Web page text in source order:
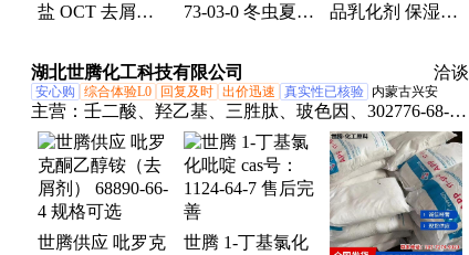
盐 OCT 去屑剂
乙醇铵 68890-66-
4
73-03-0 冬虫夏草
品乳化剂 保湿剂
湖北世腾化工科技有限公司 洽谈
安心购 综合体验L0 回复及时 出价迅速 真实性已核验 内蒙古兴安
主营： 壬二酸、羟乙基、三胜肽、玻色因、302776-68-
7、依克多因、抗坏血酸、谷胱甘肽、苯甲酸己酯、葡糖
基芦丁、紫外吸收剂、辛氧基甘油、生物素三肽、乙酰
基四肽、棕榈酰三肽、肉豆蔻酰五肽、植物油脂肪酸、
氨基羟苯甲酰、紫外线吸收剂、维生素c乙基醚、二氢燕
麦生物碱、苯乙基间苯二酚、水杨酸乙基己酯、乙基己
世腾供应 吡罗克
世腾 1-丁基氯化